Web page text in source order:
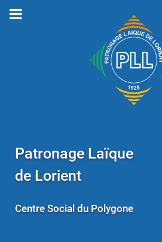
Patronage Laïque
de Lorient
Centre Social du Polygone